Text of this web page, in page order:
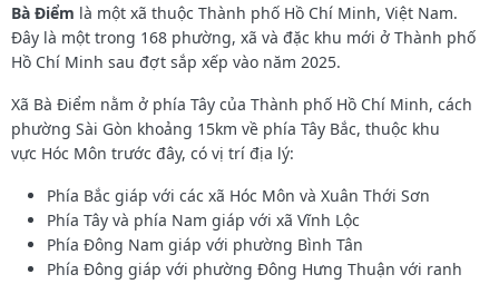
Bà Điểm là một xã thuộc Thành phố Hồ Chí Minh, Việt Nam.
Đây là một trong 168 phường, xã và đặc khu mới ở Thành phố
Hồ Chí Minh sau đợt sắp xếp vào năm 2025.
Xã Bà Điểm nằm ở phía Tây của Thành phố Hồ Chí Minh, cách
phường Sài Gòn khoảng 15km về phía Tây Bắc, thuộc khu
vực Hóc Môn trước đây, có vị trí địa lý:
Phía Bắc giáp với các xã Hóc Môn và Xuân Thới Sơn
Phía Tây và phía Nam giáp với xã Vĩnh Lộc
Phía Đông Nam giáp với phường Bình Tân
Phía Đông giáp với phường Đông Hưng Thuận với ranh